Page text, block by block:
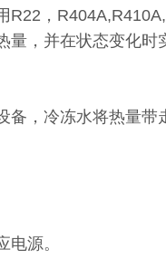
R22，
，并在状态变化时
，冷冻水将热量带
源。